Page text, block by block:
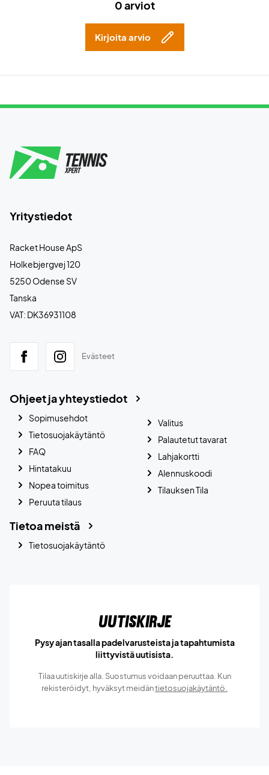
0 arviot
Kirjoita arvio
Yritystiedot
Racket House ApS
Holkebjergvej 120
5250 Odense SV
Tanska
VAT: DK36931108
Evästeet
Ohjeet ja yhteystiedot
Sopimusehdot
Tietosuojakäytäntö
FAQ
Hintatakuu
Nopea toimitus
Peruuta tilaus
Valitus
Palautetut tavarat
Lahjakortti
Alennuskoodi
Tilauksen Tila
Tietoa meistä
Tietosuojakäytäntö
Uutiskirje
Pysy ajan tasalla padelvarusteista ja tapahtumista
liittyvistä uutisista.
Tilaa uutiskirje alla. Suostumus voidaan peruuttaa. Kun
rekisteröidyt, hyväksyt meidäntietosuojakäytäntö.